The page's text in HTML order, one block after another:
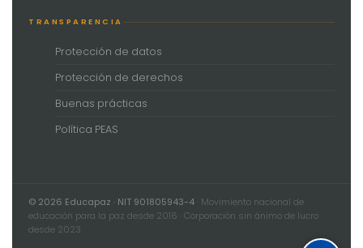
TRANSPARENCIA
Protección de datos
Protección de derechos
Buenas prácticas
Política PEAS
© 2026 Educapaz · NIT 901805943-4 · Movimiento nacional de
educación para la paz desde 2016 · Corporación sin ánimo de lucro
desde 2023